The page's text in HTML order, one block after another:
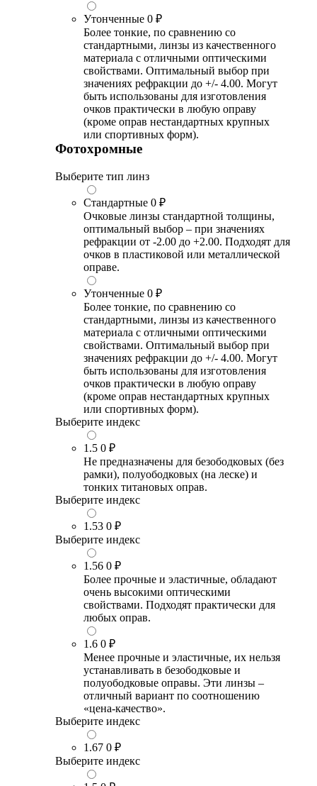
Утонченные 0 ₽
Более тонкие, по сравнению со
стандартными, линзы из качественного
материала с отличными оптическими
свойствами. Оптимальный выбор при
значениях рефракции до +/- 4.00. Могут
быть использованы для изготовления
очков практически в любую оправу
(кроме оправ нестандартных крупных
или спортивных форм).
Фотохромные
Выберите тип линз
Стандартные 0 ₽
Очковые линзы стандартной толщины,
оптимальный выбор – при значениях
рефракции от -2.00 до +2.00. Подходят для
очков в пластиковой или металлической
оправе.
Утонченные 0 ₽
Более тонкие, по сравнению со
стандартными, линзы из качественного
материала с отличными оптическими
свойствами. Оптимальный выбор при
значениях рефракции до +/- 4.00. Могут
быть использованы для изготовления
очков практически в любую оправу
(кроме оправ нестандартных крупных
или спортивных форм).
Выберите индекс
1.5 0 ₽
Не предназначены для безободковых (без
рамки), полуободковых (на леске) и
тонких титановых оправ.
Выберите индекс
1.53 0 ₽
Выберите индекс
1.56 0 ₽
Более прочные и эластичные, обладают
очень высокими оптическими
свойствами. Подходят практически для
любых оправ.
1.6 0 ₽
Менее прочные и эластичные, их нельзя
устанавливать в безободковые и
полуободковые оправы. Эти линзы –
отличный вариант по соотношению
«цена-качество».
Выберите индекс
1.67 0 ₽
Выберите индекс